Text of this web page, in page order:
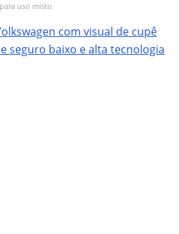
para uso misto
com visual de cupê
seguro baixo e alta tecnologia